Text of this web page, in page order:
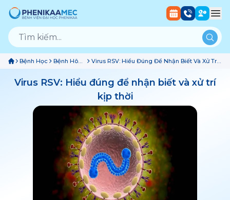
Bệnh Học
Bệnh Hô
Hấp
Virus RSV: Hiểu Đúng Để Nhận Biết Và Xử Trí
Virus RSV: Hiểu đúng để nhận biết và xử trí
kịp thời